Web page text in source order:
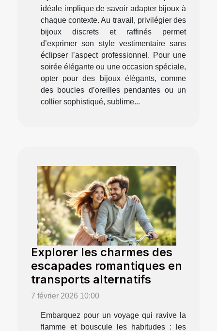
idéale implique de savoir adapter bijoux à
chaque contexte. Au travail, privilégier des
bijoux discrets et raffinés permet
d’exprimer son style vestimentaire sans
éclipser l’aspect professionnel. Pour une
soirée élégante ou une occasion spéciale,
opter pour des bijoux élégants, comme
des boucles d’oreilles pendantes ou un
collier sophistiqué, sublime...
Explorer les charmes des
escapades romantiques en
transports alternatifs
7 février 2026 10:00
Embarquez pour un voyage qui ravive la
flamme et bouscule les habitudes : les